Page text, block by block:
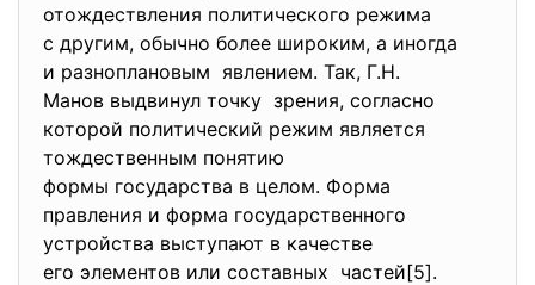
отождествления политического режима
с другим, обычно более широким, а иногда
и разноплановым явлением. Так, Г.Н.
Манов выдвинул точку зрения, согласно
которой политический режим является
тождественным понятию
формы государства в целом. Форма
правления и форма государственного
устройства выступают в качестве
его элементов или составных частей[5].